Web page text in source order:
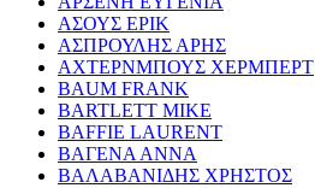
ΑΣΟΥΣ ΕΡΙΚ
ΑΣΠΡΟΥΛΗΣ ΑΡΗΣ
ΑΧΤΕΡΝΜΠΟΥΣ ΧΕΡΜΠΕΡΤ
BAUM FRANK
BARTLETT MIKE
BAFFIE LAURENT
ΒΑΓΕΝΑ ΑΝΝΑ
ΒΑΛΑΒΑΝΙΔΗΣ ΧΡΗΣΤΟΣ